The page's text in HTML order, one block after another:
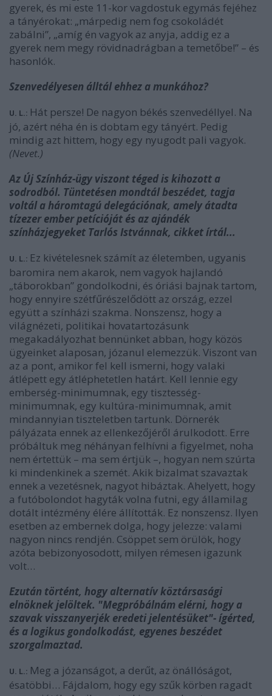
gyerek, és mi este 11-kor vagdostuk egymás fejéhez
a tányérokat: „márpedig nem fog csokoládét
zabálni”, „amíg én vagyok az anyja, addig ez a
gyerek nem megy rövidnadrágban a temetőbe!” – és
hasonlók.
Szenvedélyesen álltál ehhez a munkához?
U. L.: Hát persze! De nagyon békés szenvedéllyel. Na
jó, azért néha én is dobtam egy tányért. Pedig
mindig azt hittem, hogy egy nyugodt pali vagyok.
(Nevet.)
Az Új Színház-ügy viszont téged is kihozott a
sodrodból. Tüntetésen mondtál beszédet, tagja
voltál a háromtagú delegációnak, amely átadta
tízezer ember petícióját és az ajándék
színházjegyeket Tarlós Istvánnak, cikket írtál...
U. L.: Ez kivételesnek számít az életemben, ugyanis
baromira nem akarok, nem vagyok hajlandó
„táborokban” gondolkodni, és óriási bajnak tartom,
hogy ennyire szétfűrészelődött az ország, ezzel
együtt a színházi szakma. Nonszensz, hogy a
világnézeti, politikai hovatartozásunk
megakadályozhat bennünket abban, hogy közös
ügyeinket alaposan, józanul elemezzük. Viszont van
az a pont, amikor fel kell ismerni, hogy valaki
átlépett egy átléphetetlen határt. Kell lennie egy
emberség-minimumnak, egy tisztesség-
minimumnak, egy kultúra-minimumnak, amit
mindannyian tiszteletben tartunk. Dörnerék
pályázata ennek az ellenkezőjéről árulkodott. Erre
próbáltuk meg néhányan felhívni a figyelmet, noha
nem értettük – ma sem értjük –, hogyan nem szúrta
ki mindenkinek a szemét. Akik bizalmat szavaztak
ennek a vezetésnek, nagyot hibáztak. Ahelyett, hogy
a futóbolondot hagyták volna futni, egy államilag
dotált intézmény élére állították. Ez nonszensz. Ilyen
esetben az embernek dolga, hogy jelezze: valami
nagyon nincs rendjén. Csöppet sem örülök, hogy
azóta bebizonyosodott, milyen rémesen igazunk
volt…
Ezután történt, hogy alternatív köztársasági
elnöknek jelöltek. "Megpróbálnám elérni, hogy a
szavak visszanyerjék eredeti jelentésüket"- ígérted,
és a logikus gondolkodást, egyenes beszédet
szorgalmaztad.
U. L.: Meg a józanságot, a derűt, az önállóságot,
ésatöbbi… Fájdalom, hogy egy szűk körben ragadt